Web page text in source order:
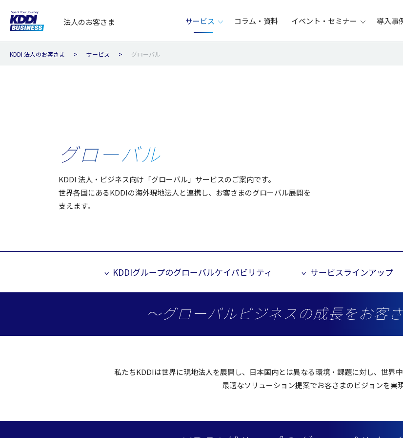
法人のお客さま サービス コラム・資料 イベント・セミナー 導入事
KDDI 法人のお客さま サービス グローバル
グローバル
KDDI 法人・ビジネス向け「グローバル」サービスのご案内です。
世界各国にあるKDDIの海外現地法人と連携し、お客さまのグローバル展開を
支えます。
KDDIグループのグローバルケイパビリティ サービスラインアップ
～グローバルビジネスの成長をお客
私たちKDDIは世界に現地法人を展開し、 日本国内とは異なる環境・ 課題に対し、 世界中
最適なソリューション提案でお客さまのビジョンを実